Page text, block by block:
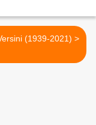
Marie Versini (1939-2021) >